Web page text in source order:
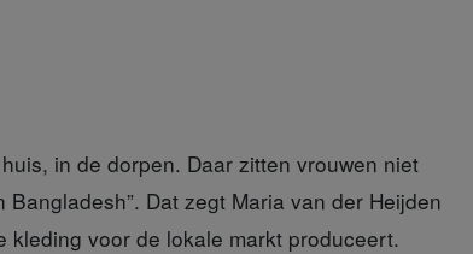
in de dorpen. Daar zitten vrouwen niet
Dat zegt Maria van der Heijden
kleding voor de lokale markt produceert.